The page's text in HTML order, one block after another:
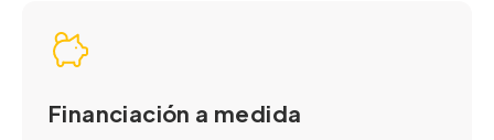
Financiación a medida